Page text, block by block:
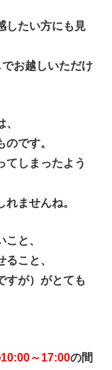
したい方にも 見
お越しいただけ
のです。
てしまったよう
ませんね。
と、
こと、
すが）がとても
～17:00の間